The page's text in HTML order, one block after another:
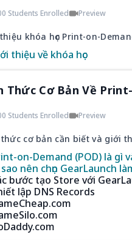
Students Enrolled Preview
khóa học Print-on-
thiệu về khóa học
Thức Cơ Bản Về
Students Enrolled Preview
cơ bản cần biết và giới
on-Demand (POD) là gì
nên chọn GearLaunch
bước tạo Store với
lập DNS Records